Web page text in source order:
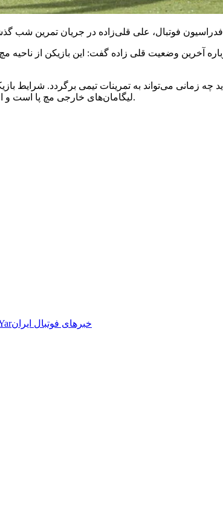
آخرین وضعیت قلی زاده گفت: این بازیکن از
چه زمانی می‌تواند به تمرینات تیمی برگردد.
لیگامان‌های خارجی مچ پا است و امیدوارم با اقداماتی که انجام می‌دهیم هرچه زودتر این بازیکن به ترکیب تیم بازگردد.
خبرهای فوتبال ایران